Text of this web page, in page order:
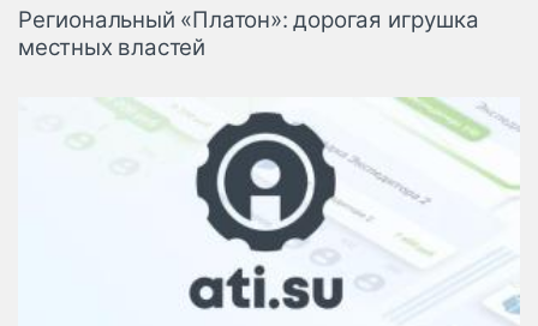
Региональный «Платон»: дорогая игрушка
местных властей